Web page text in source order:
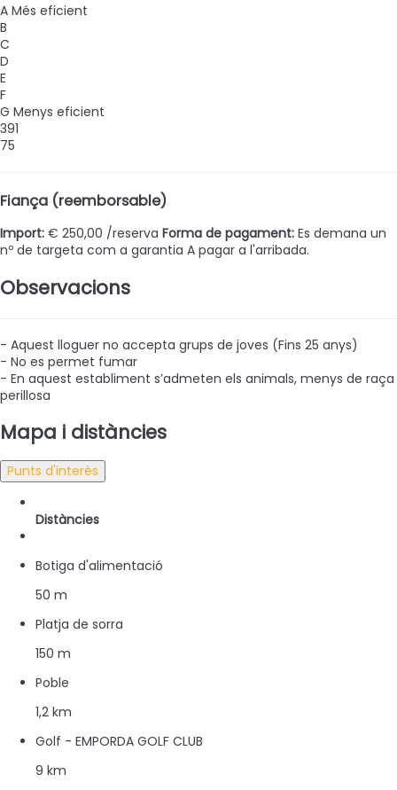
A Més eficient
B
C
D
E
F
G Menys eficient
391
75
Fiança (reemborsable)
Import: € 250,00 /reserva Forma de pagament: Es demana un
nº de targeta com a garantia A pagar a l'arribada.
Observacions
- Aquest lloguer no accepta grups de joves (Fins 25 anys)
- No es permet fumar
- En aquest establiment s’admeten els animals, menys de raça
perillosa
Mapa i distàncies
Punts d'interès
Distàncies
Botiga d'alimentació
50 m
Platja de sorra
150 m
Poble
1,2 km
Golf - EMPORDA GOLF CLUB
9 km